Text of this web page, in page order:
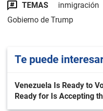
TEMAS inmigración
Gobierno de Trump
Te puede
Venezuela Is Ready to
Ready for Is Accepting